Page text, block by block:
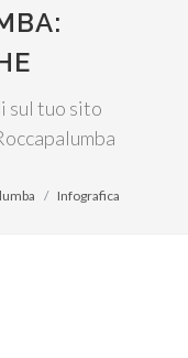
sul tuo sito
Infografica